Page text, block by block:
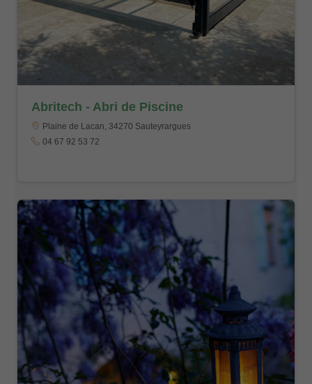
Abritech - Abri de Piscine
Plaine de Lacan, 34270 Sauteyrargues
04 67 92 53 72